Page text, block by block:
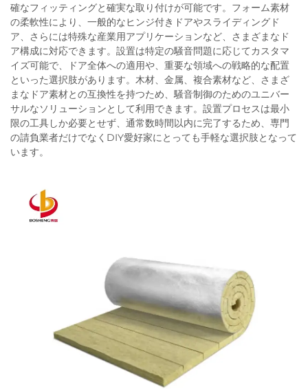
確なフィッティングと確実な取り付けが可能です。フォーム素材
の柔軟性により、一般的なヒンジ付きドアやスライディングド
ア、さらには特殊な産業用アプリケーションなど、さまざまなド
ア構成に対応できます。設置は特定の騒音問題に応じてカスタマ
イズ可能で、ドア全体への適用や、重要な領域への戦略的な配置
といった選択肢があります。木材、金属、複合素材など、さまざ
まなドア素材との互換性を持つため、騒音制御のためのユニバー
サルなソリューションとして利用できます。設置プロセスは最小
限の工具しか必要とせず、通常数時間以内に完了するため、専門
の請負業者だけでなくDIY愛好家にとっても手軽な選択肢となって
います。